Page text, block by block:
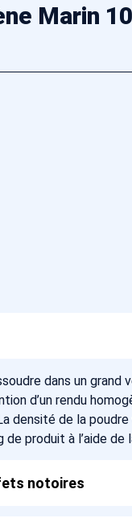
Marin
dans un grand
d’un rendu
densité de la poudre
produit à l’aide de
notoires